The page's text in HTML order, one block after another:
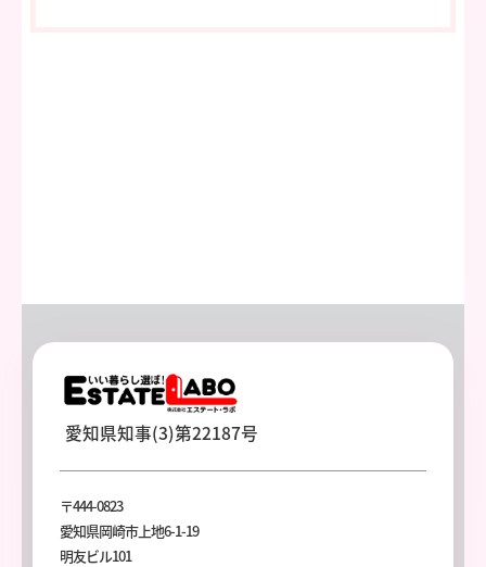
愛知県知事(3)第22187号
〒444-0823
愛知県岡崎市上地6-1-19
明友ビル101